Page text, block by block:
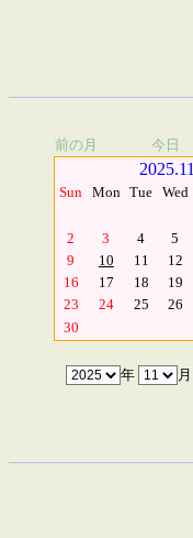
前の月 今日
2025.11
Sun Mon Tue Wed
2
3 4 5
9
10 11 12
16
17 18 19
23
24 25 26
30
年 月